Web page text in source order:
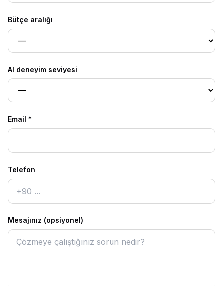
Bütçe aralığı
AI deneyim seviyesi
Email *
Telefon
Mesajınız (opsiyonel)